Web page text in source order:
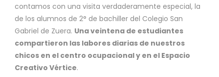
contamos con una visita verdaderamente especial, la
de los alumnos de 2° de bachiller del Colegio San
Gabriel de Zuera. Una veintena de estudiantes
compartieron las labores diarias de nuestros
chicos en el centro ocupacional y en el Espacio
Creativo Vértice.